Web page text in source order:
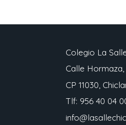
Colegio La
Calle Hormaza,
CP 11030,
Tlf: 956 40 04